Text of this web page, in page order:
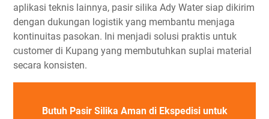
aplikasi teknis lainnya, pasir silika Ady Water siap dikirim
dengan dukungan logistik yang membantu menjaga
kontinuitas pasokan. Ini menjadi solusi praktis untuk
customer di Kupang yang membutuhkan suplai material
secara konsisten.
Butuh Pasir Silika Aman di Ekspedisi untuk